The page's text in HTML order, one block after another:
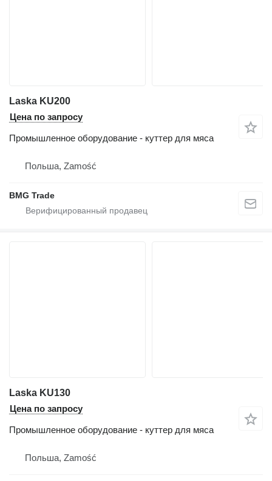
Laska KU200
Цена по запросу
Промышленное оборудование - куттер для мяса
Польша, Zamość
BMG Trade
Laska KU130
Цена по запросу
Промышленное оборудование - куттер для мяса
Польша, Zamość